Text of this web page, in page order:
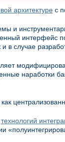
архитектурес
и
интерфейс
в случае
наработки
технологий